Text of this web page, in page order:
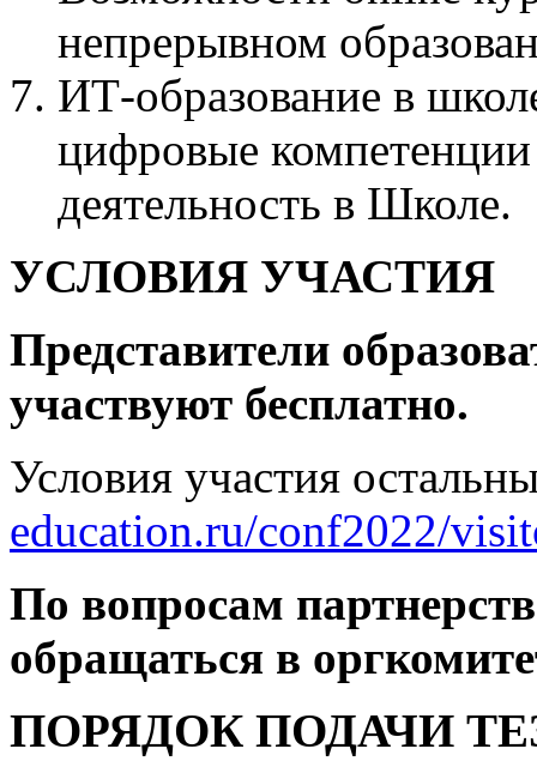
непрерывном
ИТ-образование в
цифровые
деятельность в Школе.
УСЛОВИЯ УЧАСТИЯ
Представители
участвуют бесплатно.
Условия участия
education.ru/conf2022/
По вопросам
обращаться в
ПОРЯДОК ПОДАЧИ